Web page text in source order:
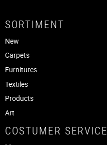
SORTIMENT
New
Carpets
Furnitures
Textiles
Products
Art
COSTUMER SERVICE